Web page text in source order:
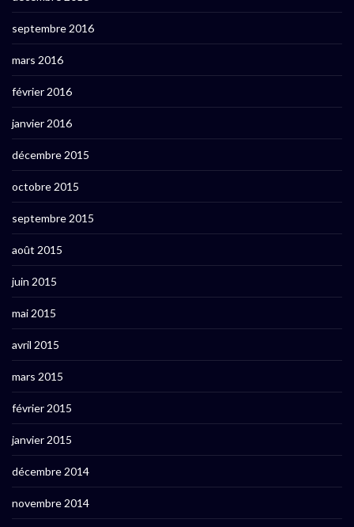
septembre 2016
mars 2016
février 2016
janvier 2016
décembre 2015
octobre 2015
septembre 2015
août 2015
juin 2015
mai 2015
avril 2015
mars 2015
février 2015
janvier 2015
décembre 2014
novembre 2014